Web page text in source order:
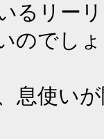
るリー
のでし
息使い